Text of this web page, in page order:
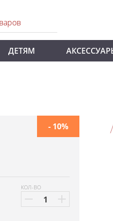
ДЕТЯМ
- 10%
КОЛ-ВО